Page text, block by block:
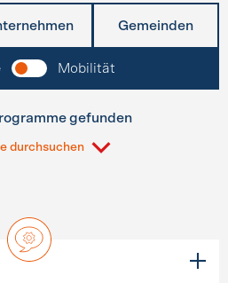
Gemeinden
Mobilität
gefunden
durchsuchen